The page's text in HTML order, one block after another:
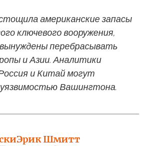
американские запасы
ключевого вооружения,
перебрасывать
и Азии. Аналитики
и Китай могут
уязвимостью Вашингтона.
Эрик Шмитт